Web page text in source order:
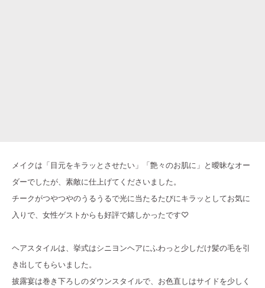
メイクは「目元をキラッとさせたい」「艶々のお肌に」と曖昧なオー
ダーでしたが、素敵に仕上げてくださいました。
チークがつやつやのうるうるで光に当たるたびにキラッとしてお気に
入りで、女性ゲストからも好評で嬉しかったです♡
ヘアスタイルは、挙式はシニヨンヘアにふわっと少しだけ髪の毛を引
き出してもらいました。
披露宴は巻き下ろしのダウンスタイルで、お色直しはサイドを少しく